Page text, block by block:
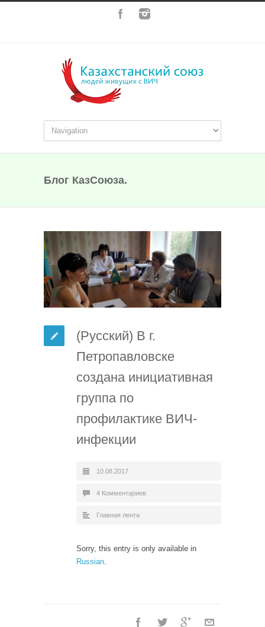
Блог КазСоюза.
(Русский) В г.
Петропавловске
создана инициативная
группа по
профилактике ВИЧ-
инфекции
10.08.2017
4 Комментариев
Главная лента
Sorry, this entry is only available in
Russian